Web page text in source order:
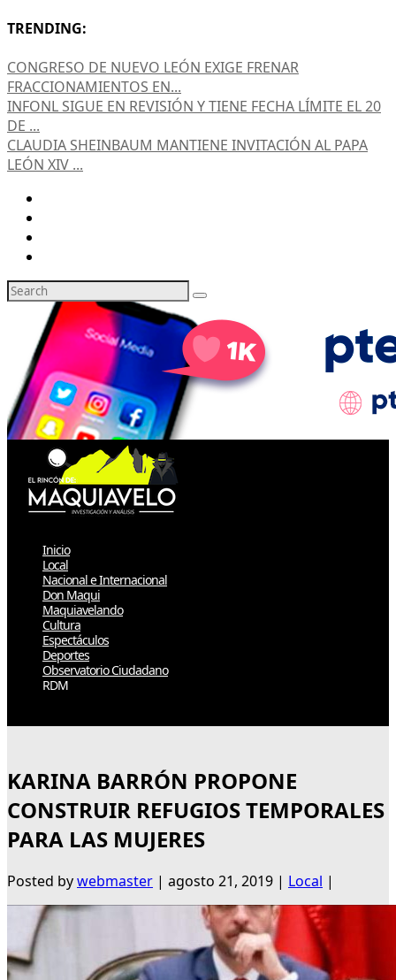
TRENDING:
CONGRESO DE NUEVO LEÓN EXIGE FRENAR
FRACCIONAMIENTOS EN...
INFONL SIGUE EN REVISIÓN Y TIENE FECHA LÍMITE EL 20
DE ...
CLAUDIA SHEINBAUM MANTIENE INVITACIÓN AL PAPA
LEÓN XIV ...
Inicio
Local
Nacional e Internacional
Don Maqui
Maquiavelando
Cultura
Espectáculos
Deportes
Observatorio Ciudadano
RDM
KARINA BARRÓN PROPONE
CONSTRUIR REFUGIOS TEMPORALES
PARA LAS MUJERES
Posted bywebmaster | agosto 21, 2019 | Local |